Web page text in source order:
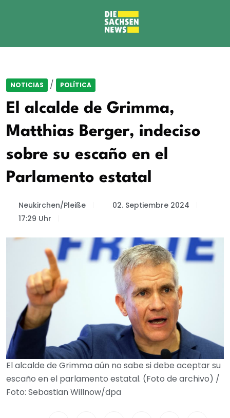
NOTICIAS / POLÍTICA
El alcalde de Grimma,
Matthias Berger, indeciso
sobre su escaño en el
Parlamento estatal
Neukirchen/Pleiße
02. Septiembre 2024
17:29 Uhr
El alcalde de Grimma aún no sabe si debe aceptar su
escaño en el parlamento estatal. (Foto de archivo) /
Foto: Sebastian Willnow/dpa